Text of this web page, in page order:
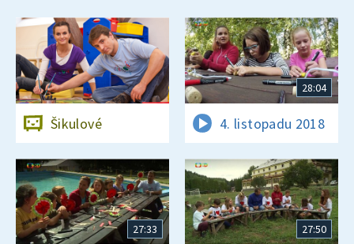
Šikulové
28:04
4. listopadu 2018
27:33 27:50